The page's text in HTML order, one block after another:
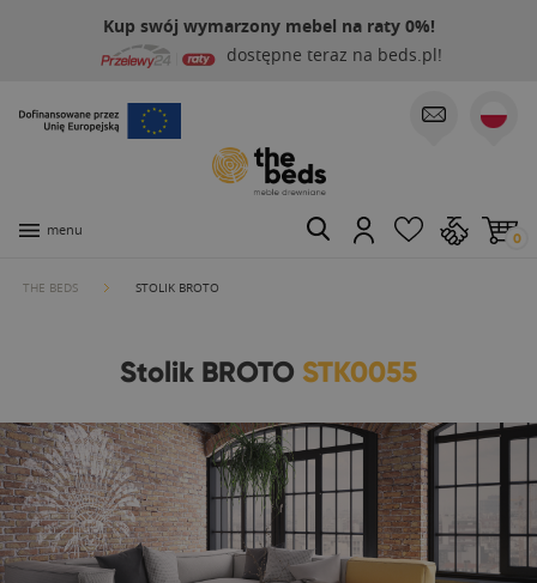
Kup swój wymarzony mebel na raty 0%!
dostępne teraz na beds.pl!
menu 0
THE BEDS STOLIK BROTO
Stolik BROTO STK0055